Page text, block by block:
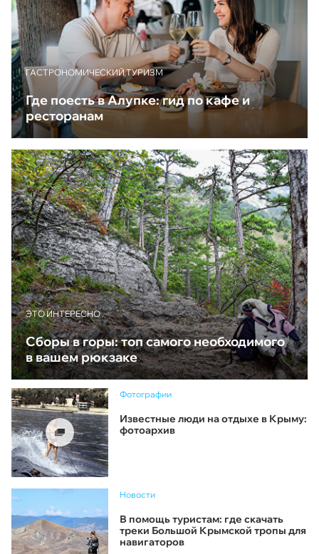
ГАСТРОНОМИЧЕСКИЙ ТУРИЗМ
Где поесть в Алупке: гид по кафе и
ресторанам
ЭТО ИНТЕРЕСНО
Сборы в горы: топ самого необходимого
в вашем рюкзаке
Фотографии
Известные люди на отдыхе в Крыму:
фотоархив
Новости
В помощь туристам: где скачать
треки Большой Крымской тропы для
навигаторов